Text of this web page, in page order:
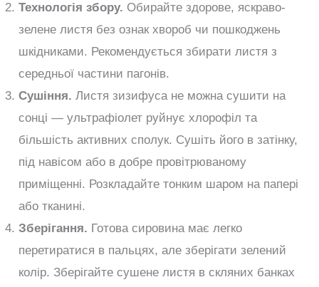
Технологія збору. Обирайте здорове, яскраво-
зелене листя без ознак хвороб чи пошкоджень
шкідниками. Рекомендується збирати листя з
середньої частини пагонів.
Сушіння. Листя зизифуса не можна сушити на
сонці — ультрафіолет руйнує хлорофіл та
більшість активних сполук. Сушіть його в затінку,
під навісом або в добре провітрюваному
приміщенні. Розкладайте тонким шаром на папері
або тканині.
Зберігання. Готова сировина має легко
перетиратися в пальцях, але зберігати зелений
колір. Зберігайте сушене листя в скляних банках